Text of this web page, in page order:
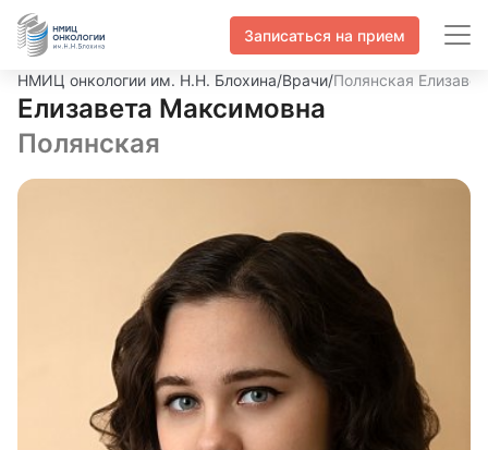
Записаться на прием
НМИЦ онкологии им. Н.Н. Блохина/Врачи/Полянская
Елизавета Максимовна
Полянская